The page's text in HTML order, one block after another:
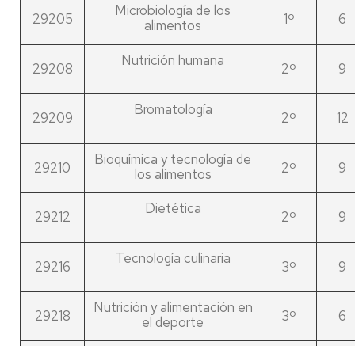
29205
Microbiología de los
alimentos
1º 6
29208 Nutrición humana 2º 9
29209 Bromatología 2º 12
29210
Bioquímica y tecnología de
los alimentos
2º 9
29212 Dietética 2º 9
29216 Tecnología culinaria 3º 9
29218
Nutrición y alimentación en
el deporte
3º 6